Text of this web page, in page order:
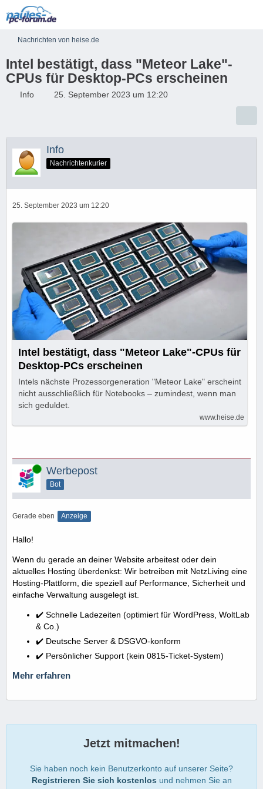
Nachrichten von heise.de
Intel bestätigt, dass "Meteor Lake"-
CPUs für Desktop-PCs erscheinen
Info 25. September 2023 um 12:20
Info
Nachrichtenkurier
25. September 2023 um 12:20
Intel bestätigt, dass "Meteor Lake"-CPUs für
Desktop-PCs erscheinen
Intels nächste Prozessorgeneration "Meteor Lake" erscheint
nicht ausschließlich für Notebooks – zumindest, wenn man
sich geduldet.
www.heise.de
Online Werbepost
Bot
Gerade eben Anzeige
Hallo!
Wenn du gerade an deiner Website arbeitest oder dein
aktuelles Hosting überdenkst: Wir betreiben mit NetzLiving eine
Hosting-Plattform, die speziell auf Performance, Sicherheit und
einfache Verwaltung ausgelegt ist.
✔️ Schnelle Ladezeiten (optimiert für WordPress, WoltLab
& Co.)
✔️ Deutsche Server & DSGVO-konform
✔️ Persönlicher Support (kein 0815-Ticket-System)
Mehr erfahren
Jetzt mitmachen!
Sie haben noch kein Benutzerkonto auf unserer Seite?
Registrieren Sie sich kostenlos und nehmen Sie an